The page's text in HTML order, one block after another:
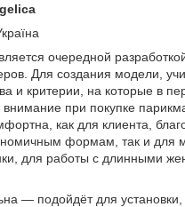
очередной
Для создания модели,
и критерии, на которые в
при покупке
как для клиента,
формам, так и для
для работы с длинными
― подойдёт для установки,